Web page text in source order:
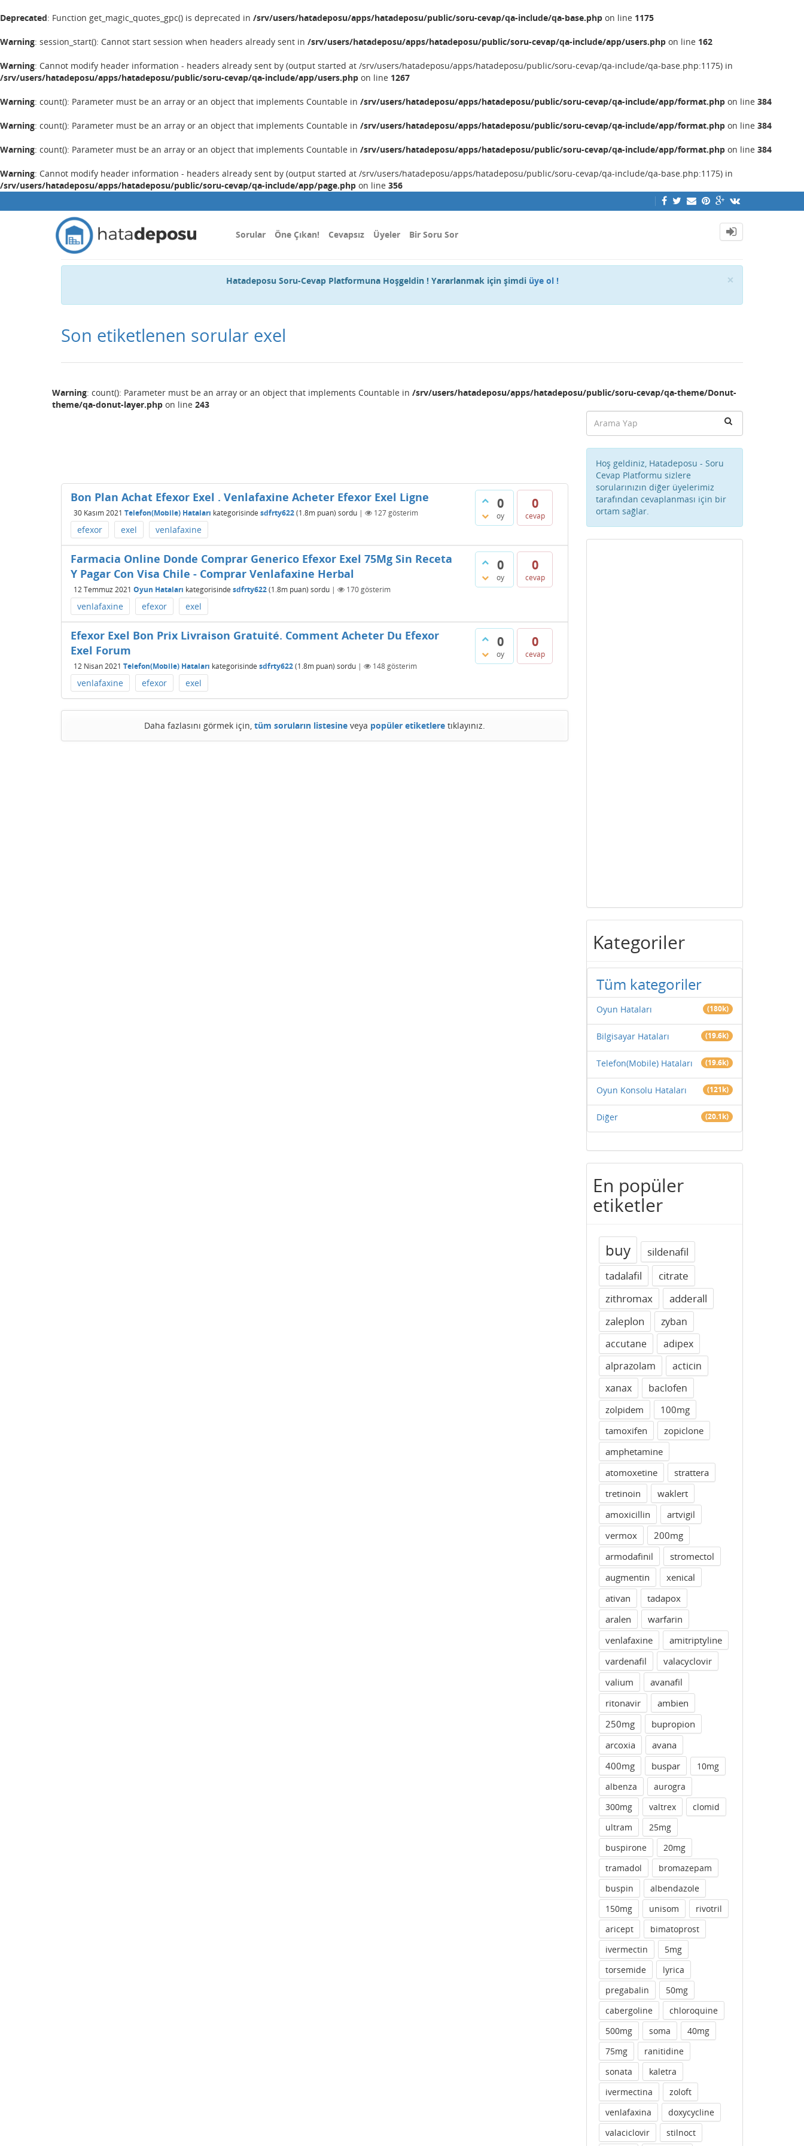
Deprecated: Function get_magic_quotes_gpc() is deprecated in /srv/users/hatadeposu/apps/hatadeposu/public/soru-cevap/qa-include/qa-base.php on line 1175
Warning: session_start(): Cannot start session when headers already sent in /srv/users/hatadeposu/apps/hatadeposu/public/soru-cevap/qa-include/app/users.php on line 162
Warning: Cannot modify header information - headers already sent by (output started at /srv/users/hatadeposu/apps/hatadeposu/public/soru-cevap/qa-include/qa-base.php:1175) in
/srv/users/hatadeposu/apps/hatadeposu/public/soru-cevap/qa-include/app/users.php on line 1267
Warning: count(): Parameter must be an array or an object that implements Countable in /srv/users/hatadeposu/apps/hatadeposu/public/soru-cevap/qa-include/app/format.php on line 384
Warning: count(): Parameter must be an array or an object that implements Countable in /srv/users/hatadeposu/apps/hatadeposu/public/soru-cevap/qa-include/app/format.php on line 384
Warning: count(): Parameter must be an array or an object that implements Countable in /srv/users/hatadeposu/apps/hatadeposu/public/soru-cevap/qa-include/app/format.php on line 384
Warning: Cannot modify header information - headers already sent by (output started at /srv/users/hatadeposu/apps/hatadeposu/public/soru-cevap/qa-include/qa-base.php:1175) in
/srv/users/hatadeposu/apps/hatadeposu/public/soru-cevap/qa-include/app/page.php on line 356
Sorular Öne Çıkan! Cevapsız Üyeler Bir Soru Sor
×
Hatadeposu Soru-Cevap Platformuna Hoşgeldin ! Yararlanmak için şimdi üye ol !
Son etiketlenen sorular exel
Warning: count(): Parameter must be an array or an object that implements Countable in /srv/users/hatadeposu/apps/hatadeposu/public/soru-cevap/qa-theme/Donut-
theme/qa-donut-layer.php on line 243
0
oy
0
cevap
Bon Plan Achat Efexor Exel . Venlafaxine Acheter Efexor Exel Ligne
30 Kasım 2021 Telefon(Mobile) Hataları kategorisinde sdfrty622(1.8m puan) sordu | 127gösterim
efexor exel venlafaxine
0
oy
0
cevap
Farmacia Online Donde Comprar Generico Efexor Exel 75Mg Sin Receta
Y Pagar Con Visa Chile - Comprar Venlafaxine Herbal
12 Temmuz 2021 Oyun Hataları kategorisinde sdfrty622(1.8m puan) sordu | 170gösterim
venlafaxine efexor exel
0
oy
0
cevap
Efexor Exel Bon Prix Livraison Gratuité. Comment Acheter Du Efexor
Exel Forum
12 Nisan 2021 Telefon(Mobile) Hataları kategorisinde sdfrty622(1.8m puan) sordu | 148gösterim
venlafaxine efexor exel
Daha fazlasını görmek için, tüm soruların listesineveya popüler etiketleretıklayınız.
Hoş geldiniz, Hatadeposu - Soru
Cevap Platformu sizlere
sorularınızın diğer üyelerimiz
tarafından cevaplanması için bir
ortam sağlar.
Kategoriler
Tüm kategoriler
Oyun Hataları (180k)
Bilgisayar Hataları (19.6k)
Telefon(Mobile) Hataları (19.6k)
Oyun Konsolu Hataları (121k)
Diğer (20.1k)
En popüler
etiketler
buy
sildenafil
tadalafil
citrate
zithromax
adderall
zaleplon
zyban
accutane
adipex
alprazolam
acticin
xanax
baclofen
zolpidem
100mg
tamoxifen
zopiclone
amphetamine
atomoxetine
strattera
tretinoin
waklert
amoxicillin
artvigil
vermox
200mg
armodafinil
stromectol
augmentin
xenical
ativan
tadapox
aralen
warfarin
venlafaxine
amitriptyline
vardenafil
valacyclovir
valium
avanafil
ritonavir
ambien
250mg
bupropion
arcoxia
avana
400mg
buspar
10mg
albenza
aurogra
300mg
valtrex
clomid
ultram
25mg
buspirone
20mg
tramadol
bromazepam
buspin
albendazole
150mg
unisom
rivotril
aricept
bimatoprost
ivermectin
5mg
torsemide
lyrica
pregabalin
50mg
cabergoline
chloroquine
500mg
soma
40mg
75mg
ranitidine
sonata
kaletra
ivermectina
zoloft
venlafaxina
doxycycline
valaciclovir
stilnoct